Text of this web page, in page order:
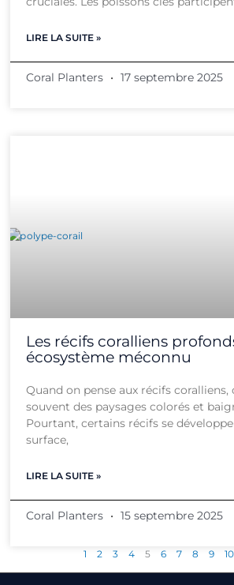
LIRE LA SUITE »
Coral Planters 17 septembre 2025
Les récifs coralliens
écosystème méconnu
Quand on pense aux récifs
souvent des paysages colorés et
Pourtant, certains récifs se
surface,
LIRE LA SUITE »
Coral Planters 15 septembre 2025
1 2 3 4 5 6 7 8 9 10